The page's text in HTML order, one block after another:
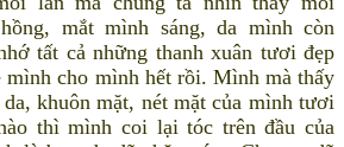
mắt mình sáng, da mình còn
tất cả những thanh xuân tươi đẹp
mình cho mình hết rồi. Mình mà thấy
khuôn mặt, nét mặt của mình tươi
thì mình coi lại tóc trên đầu của